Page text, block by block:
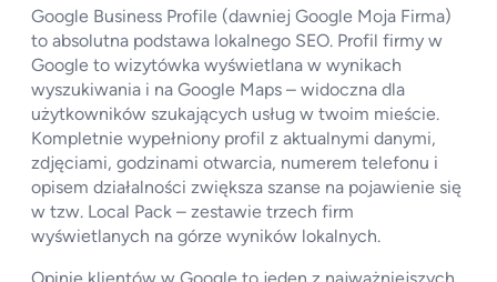
Google Business Profile (dawniej Google Moja Firma)
to absolutna podstawa lokalnego SEO. Profil firmy w
Google to wizytówka wyświetlana w wynikach
wyszukiwania i na Google Maps – widoczna dla
użytkowników szukających usług w twoim mieście.
Kompletnie wypełniony profil z aktualnymi danymi,
zdjęciami, godzinami otwarcia, numerem telefonu i
opisem działalności zwiększa szanse na pojawienie się
w tzw. Local Pack – zestawie trzech firm
wyświetlanych na górze wyników lokalnych.